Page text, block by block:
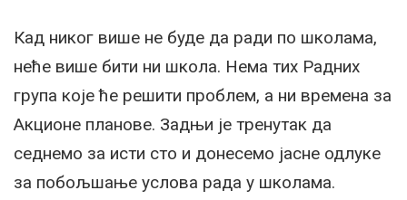
Кад никог више не буде да ради по школама,
неће више бити ни школа. Нема тих Радних
група које ће решити проблем, а ни времена за
Акционе планове. Задњи је тренутак да
седнемо за исти сто и донесемо јасне одлуке
за побољшање услова рада у школама.